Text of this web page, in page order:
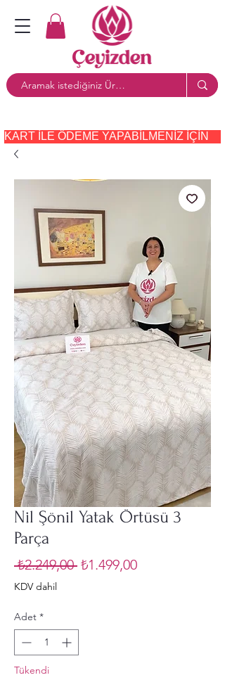
KART ILE ÖDEME YAPABILMENIZ IÇIN
Nil Şönil Yatak Örtüsü 3
Parça
₺2.249,00 Normal
₺1.499,00İndirimli
KDV dahil
Adet *
Tükendi